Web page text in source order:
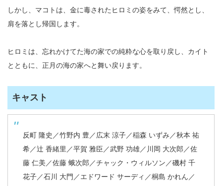
しかし、マコトは、金に毒されたヒロミの姿をみて、愕然とし、
肩を落とし帰国します。
ヒロミは、忘れかけてた海の家での純粋な心を取り戻し、カイト
とともに、正月の海の家へと舞い戻ります。
キャスト
反町 隆史／竹野内 豊／広末 涼子／稲森 いずみ／秋本 祐
希／辻 香緒里／平賀 雅臣／武野 功雄／川岡 大次郎／佐
藤 仁美／佐藤 蛾次郎／チャック・ウィルソン／磯村 千
花子／石川 大門／エドワード サーディ／桐島 かれん／